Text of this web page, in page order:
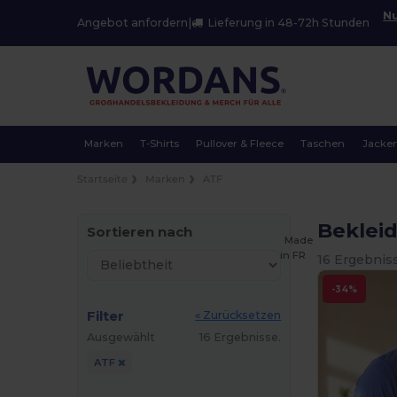
Angebot anfordern Lieferung in 48-72h Stunden
Marken T-Shirts Pullover & Fleece Taschen
Sortieren nach
Filter
« Zurücksetzen
Ausgewählt
16 Ergebnisse.
ATF
16
-34%
Made
in FR